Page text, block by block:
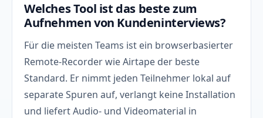
Welches Tool ist das beste zum
Aufnehmen von Kundeninterviews?
Für die meisten Teams ist ein browserbasierter
Remote-Recorder wie Airtape der beste
Standard. Er nimmt jeden Teilnehmer lokal auf
separate Spuren auf, verlangt keine Installation
und liefert Audio- und Videomaterial in